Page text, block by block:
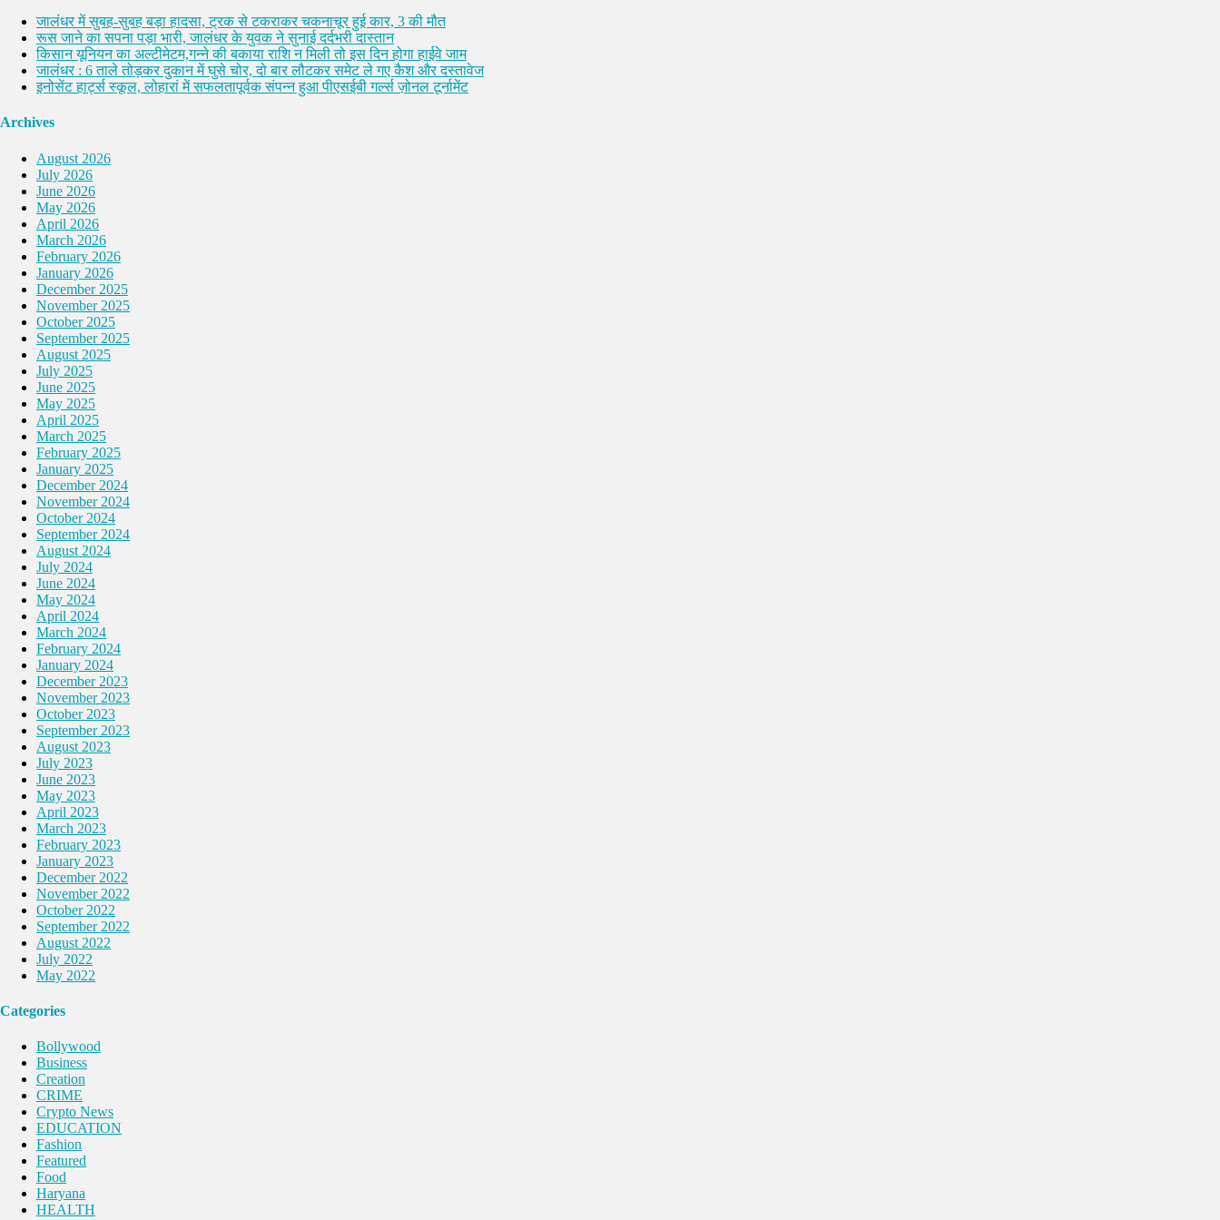
जालंधर में सुबह-सुबह बड़ा हादसा, ट्रक से टकराकर चकनाचूर हुई कार, 3 की मौत
रूस जाने का सपना पड़ा भारी, जालंधर के युवक ने सुनाई दर्दभरी दास्तान
किसान यूनियन का अल्टीमेटम,गन्ने की बकाया राशि न मिली तो इस दिन होगा हाईवे जाम
जालंधर : 6 ताले तोड़कर दुकान में घुसे चोर, दो बार लौटकर समेट ले गए कैश और दस्तावेज
इनोसेंट हार्ट्स स्कूल, लोहारां में सफलतापूर्वक संपन्न हुआ पीएसईबी गर्ल्स ज़ोनल टूर्नामेंट
Archives
August 2026
July 2026
June 2026
May 2026
April 2026
March 2026
February 2026
January 2026
December 2025
November 2025
October 2025
September 2025
August 2025
July 2025
June 2025
May 2025
April 2025
March 2025
February 2025
January 2025
December 2024
November 2024
October 2024
September 2024
August 2024
July 2024
June 2024
May 2024
April 2024
March 2024
February 2024
January 2024
December 2023
November 2023
October 2023
September 2023
August 2023
July 2023
June 2023
May 2023
April 2023
March 2023
February 2023
January 2023
December 2022
November 2022
October 2022
September 2022
August 2022
July 2022
May 2022
Categories
Bollywood
Business
Creation
CRIME
Crypto News
EDUCATION
Fashion
Featured
Food
Haryana
HEALTH